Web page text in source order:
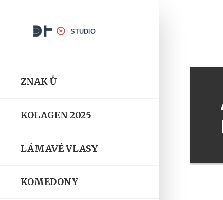
ZNAK Ů
KOLAGEN 2025
LÁMAVÉ VLASY
KOMEDONY